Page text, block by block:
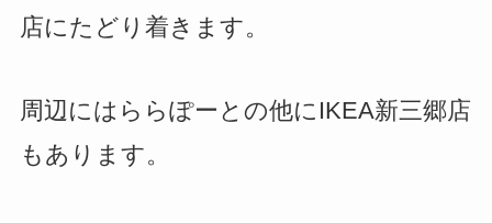
店にたどり着きます。
周辺にはららぽーとの他にIKEA新三郷店
もあります。